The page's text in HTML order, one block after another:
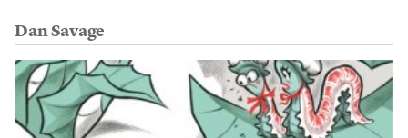
Dan Savage